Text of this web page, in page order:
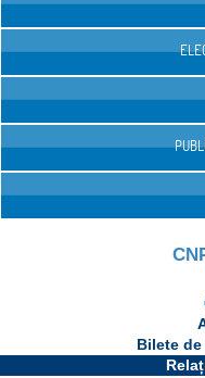
Bilete